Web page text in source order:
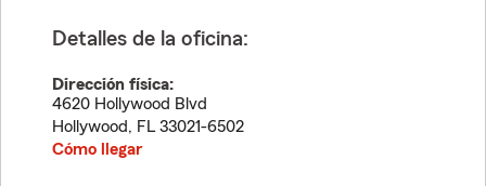
Detalles de la oficina:
Dirección física:
4620 Hollywood Blvd
Hollywood, FL 33021-6502
Cómo llegar